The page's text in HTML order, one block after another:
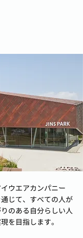
ウエアカンパニー
じて、すべての人が
のある自分らしい人
を目指します。